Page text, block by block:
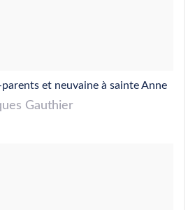
et neuvaine à sainte Anne
Gauthier